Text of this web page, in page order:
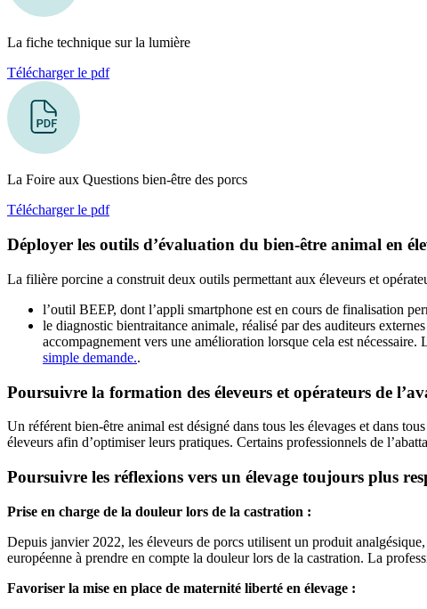
La fiche technique sur la lumière
Télécharger le pdf
La Foire aux Questions bien-être des porcs
Télécharger le pdf
Déployer les outils d’évaluation du bien-être animal en
La filière porcine a construit deux outils permettant aux éleveurs et
l’outil BEEP, dont l’appli smartphone est en cours de finalisation
le diagnostic bientraitance animale, réalisé par des auditeurs
accompagnement vers une amélioration lorsque cela est
simple demande..
Poursuivre la formation des éleveurs et opérateurs de
Un référent bien-être animal est désigné dans tous les élevages et dans
éleveurs afin d’optimiser leurs pratiques. Certains professionnels de
Poursuivre les réflexions vers un élevage toujours plus
Prise en charge de la douleur lors de la castration :
Depuis janvier 2022, les éleveurs de porcs utilisent un produit
européenne à prendre en compte la douleur lors de la castration. La
Favoriser la mise en place de maternité liberté en élevage :